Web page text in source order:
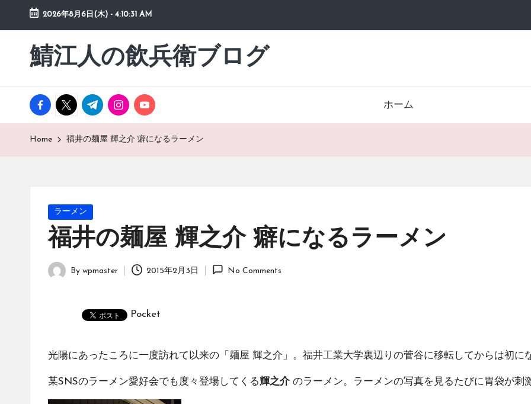
Skip
content
2026年8月6日(木) - 4:10:32 AM
鯖江人の飲兵衛ブログ
日々
の
然
草
facebook.com
twitter.com
t.me instagram.com
youtube.com ホーム
Home 福井の麺屋 輝之介 癖になるラーメン
Posted
in
ラーメン
福井の麺屋 輝之介 癖になるラーメン
Posted
By wpmaster 2015年2月3日 No Comments
Pocket
光陽にあったころに一度訪れて以来の「 麺屋 輝之介 」。福井工業大学裏辺りの菅谷に移転してからは初に
某SNSのラーメン愛好会でも度々登場してくる輝之介 のラーメン。ラーメンの写真を見るたびに胃袋が刺